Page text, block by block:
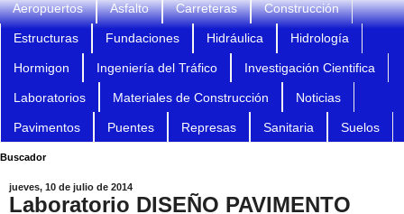
Aeropuertos Asfalto Carreteras Construcción
Estructuras Fundaciones Hidráulica Hidrología
Hormigon Ingeniería del Tráfico Investigación Cientifica
Laboratorios Materiales de Construcción Noticias
Pavimentos Puentes Represas Sanitaria Suelos
Buscador
jueves, 10 de julio de 2014
Laboratorio DISEÑO PAVIMENTO